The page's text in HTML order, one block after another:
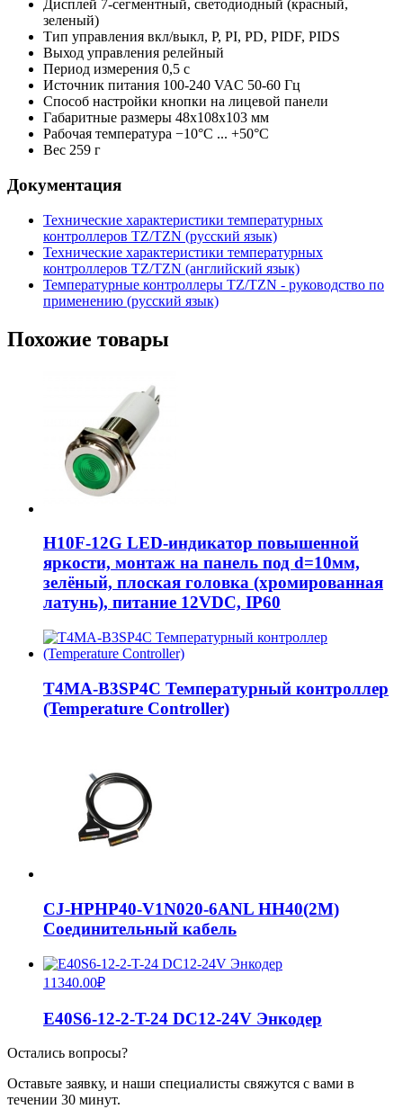
Дисплей 7-сегментный, светодиодный (красный,
зеленый)
Тип управления вкл/выкл, P, PI, PD, PIDF, PIDS
Выход управления релейный
Период измерения 0,5 с
Источник питания 100-240 VAC 50-60 Гц
Способ настройки кнопки на лицевой панели
Габаритные размеры 48x108x103 мм
Рабочая температура −10°С ... +50°С
Вес 259 г
Документация
Технические характеристики температурных
контроллеров TZ/TZN (русский язык)
Технические характеристики температурных
контроллеров TZ/TZN (английский язык)
Температурные контроллеры TZ/TZN - руководство по
применению (русский язык)
Похожие товары
H10F-12G LED-индикатор повышенной
яркости, монтаж на панель под d=10мм,
зелёный, плоская головка (хромированная
латунь), питание 12VDC, IP60
T4MA-B3SP4C Температурный контроллер
(Temperature Controller)
CJ-HPHP40-V1N020-6ANL HH40(2M)
Соединительный кабель
11340.00₽
E40S6-12-2-T-24 DC12-24V Энкодер
Остались вопросы?
Оставьте заявку, и наши специалисты свяжутся с вами в
течении 30 минут.